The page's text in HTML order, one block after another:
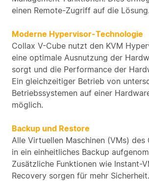
einen Remote-Zugriff auf die Lösung.
Moderne Hypervisor-Technologie
Collax V-Cube nutzt den KVM
eine optimale Ausnutzung der
sorgt und die Performance der
Ein gleichzeitiger Betrieb von
Betriebssystemen auf einer
möglich.
Backup und Restore
Alle Virtuellen Maschinen (VMs) des
in ein einheitliches Backup
Zusätzliche Funktionen wie Instant-
Recovery sorgen für mehr